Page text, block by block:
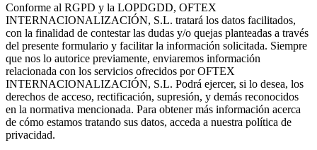
Conforme al RGPD y la LOPDGDD, OFTEX
INTERNACIONALIZACIÓN, S.L. tratará los datos facilitados,
con la finalidad de contestar las dudas y/o quejas planteadas a través
del presente formulario y facilitar la información solicitada. Siempre
que nos lo autorice previamente, enviaremos información
relacionada con los servicios ofrecidos por OFTEX
INTERNACIONALIZACIÓN, S.L. Podrá ejercer, si lo desea, los
derechos de acceso, rectificación, supresión, y demás reconocidos
en la normativa mencionada. Para obtener más información acerca
de cómo estamos tratando sus datos, acceda a nuestra política de
privacidad.